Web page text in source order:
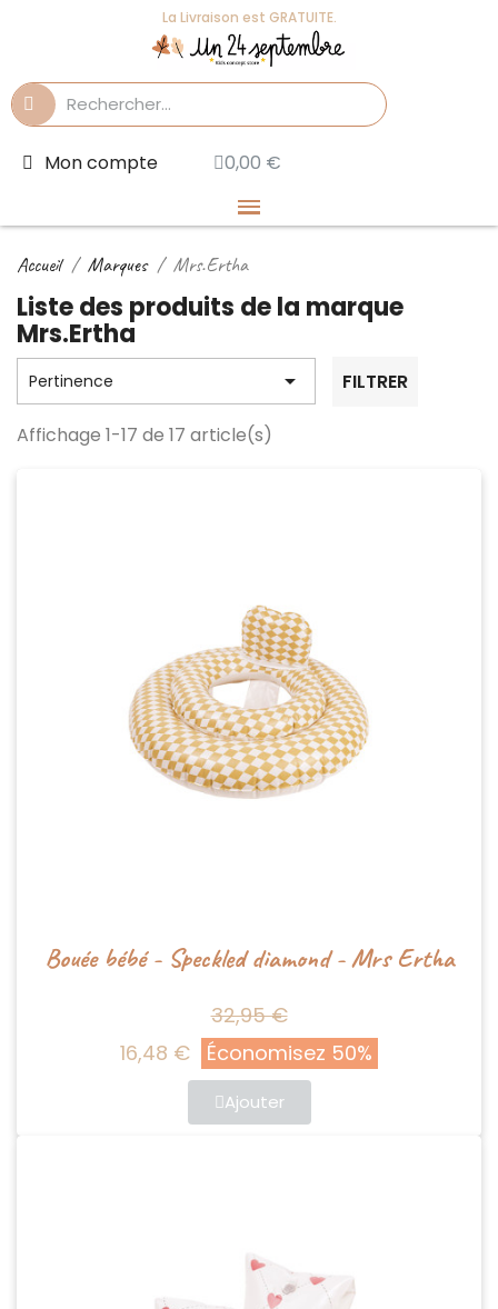
La Livraison est GRATUITE.
Mon compte 0,00 €
Accueil Marques Mrs.Ertha
Liste des produits de la marque
Mrs.Ertha
Pertinence  FILTRER
Affichage 1-17 de 17 article(s)
Bouée bébé - Speckled diamond - Mrs Ertha
32,95 €
16,48 €
Économisez 50%
Ajouter